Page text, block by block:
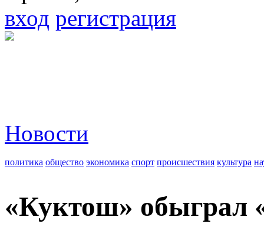
вход регистрация
Новости
политика общество экономика спорт происшествия культура
«Куктош» обыграл